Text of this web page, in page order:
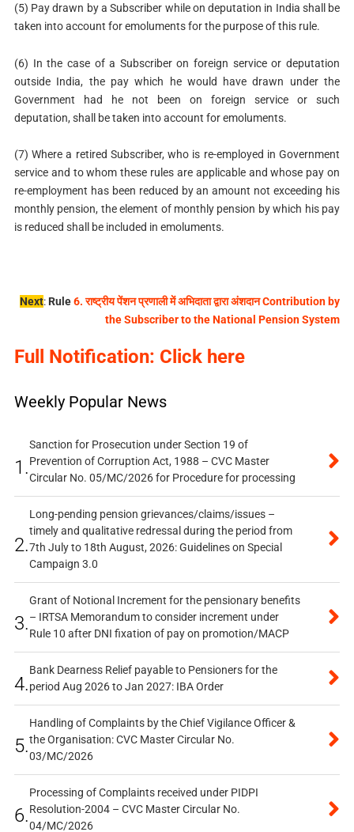
(5) Pay drawn by a Subscriber while on deputation in India shall be
taken into account for emoluments for the purpose of this rule.
(6) In the case of a Subscriber on foreign service or deputation
outside India, the pay which he would have drawn under the
Government had he not been on foreign service or such
deputation, shall be taken into account for emoluments.
(7) Where a retired Subscriber, who is re-employed in Government
service and to whom these rules are applicable and whose pay on
re-employment has been reduced by an amount not exceeding his
monthly pension, the element of monthly pension by which his pay
is reduced shall be included in emoluments.
Next: Rule6. राष्ट्रीय पेंशन प्रणाली में अभिदाता द्वारा अंशदान Contribution by
the Subscriber to the National Pension System
Full Notification: Click here
Weekly Popular News
1.
Sanction for Prosecution under Section 19 of
Prevention of Corruption Act, 1988 – CVC Master
Circular No. 05/MC/2026 for Procedure for processing
2.
Long-pending pension grievances/claims/issues –
timely and qualitative redressal during the period from
7th July to 18th August, 2026: Guidelines on Special
Campaign 3.0
3.
Grant of Notional Increment for the pensionary benefits
– IRTSA Memorandum to consider increment under
Rule 10 after DNI fixation of pay on promotion/MACP
4.
Bank Dearness Relief payable to Pensioners for the
period Aug 2026 to Jan 2027: IBA Order
5.
Handling of Complaints by the Chief Vigilance Officer &
the Organisation: CVC Master Circular No.
03/MC/2026
6.
Processing of Complaints received under PIDPI
Resolution-2004 – CVC Master Circular No.
04/MC/2026